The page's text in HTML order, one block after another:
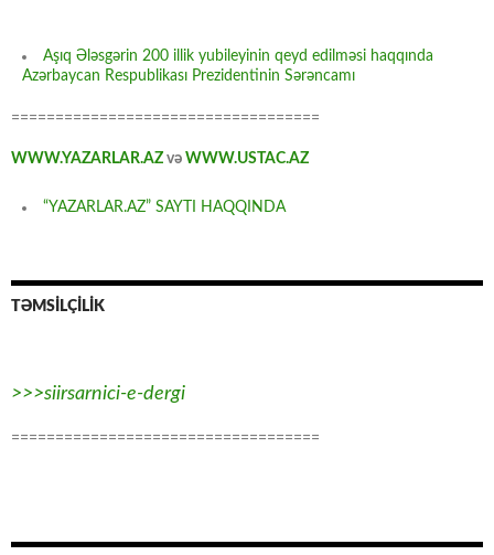
Aşıq Ələsgərin 200 illik yubileyinin qeyd edilməsi haqqında
Azərbaycan Respublikası Prezidentinin Sərəncamı
===================================
WWW.YAZARLAR.AZ və WWW.USTAC.AZ
“YAZARLAR.AZ” SAYTI HAQQINDA
TƏMSİLÇİLİK
>>>siirsarnici-e-dergi
===================================